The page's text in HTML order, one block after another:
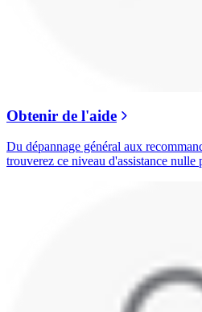
Obtenir de l'aide
Du dépannage général aux
trouverez ce niveau d'assistance nulle